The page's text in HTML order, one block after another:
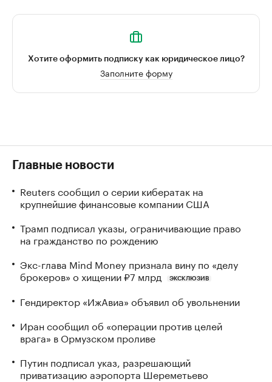
Хотите оформить подписку как юридическое лицо?
Заполните форму
Главные новости
Reuters сообщил о серии кибератак на
крупнейшие финансовые компании США
Трамп подписал указы, ограничивающие право
на гражданство по рождению
Экс-глава Mind Money признала вину по «делу
брокеров» о хищении ₽7 млрд
ЭКСКЛЮЗИВ
Гендиректор «ИжАвиа» объявил об увольнении
Иран сообщил об «операции против целей
врага» в Ормузском проливе
Путин подписал указ, разрешающий
приватизацию аэропорта Шереметьево